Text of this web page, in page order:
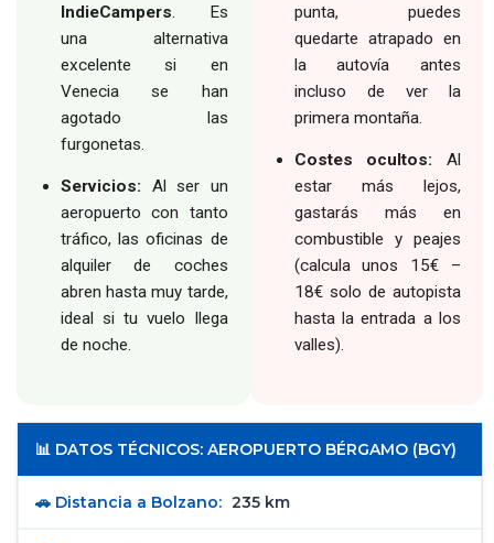
IndieCampers. Es
una alternativa
excelente si en
Venecia se han
agotado las
furgonetas.
Servicios: Al ser un
aeropuerto con tanto
tráfico, las oficinas de
alquiler de coches
abren hasta muy tarde,
ideal si tu vuelo llega
de noche.
punta, puedes
quedarte atrapado en
la autovía antes
incluso de ver la
primera montaña.
Costes ocultos: Al
estar más lejos,
gastarás más en
combustible y peajes
(calcula unos 15€ –
18€ solo de autopista
hasta la entrada a los
valles).
📊 DATOS TÉCNICOS: AEROPUERTO BÉRGAMO (BGY)
🚗 Distancia a Bolzano: 235 km